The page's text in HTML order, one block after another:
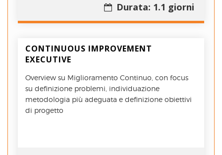
Durata: 1.1 giorni
CONTINUOUS IMPROVEMENT
EXECUTIVE
Overview su Miglioramento Continuo, con focus
su definizione problemi, individuazione
metodologia più adeguata e definizione obiettivi
di progetto